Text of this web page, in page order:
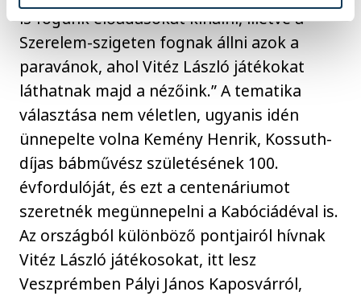
is fogunk előadásokat kínálni, illetve a
Szerelem-szigeten fognak állni azok a
paravánok, ahol Vitéz László játékokat
láthatnak majd a nézőink.” A tematika
választása nem véletlen, ugyanis idén
ünnepelte volna Kemény Henrik, Kossuth-
díjas bábművész születésének 100.
évfordulóját, és ezt a centenáriumot
szeretnék megünnepelni a Kabóciádéval is.
Az országból különböző pontjairól hívnak
Vitéz László játékosokat, itt lesz
Veszprémben Pályi János Kaposvárról,